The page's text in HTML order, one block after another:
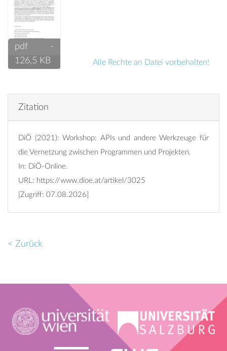
pdf
pdf -
126,5 KB
Alle Rechte an Datei vorbehalten!
Zitation
DiÖ (2021): Workshop: APIs und andere Werkzeuge für
die Vernetzung zwischen Programmen und Projekten.
In: DiÖ-Online.
URL: https://www.dioe.at/artikel/3025
[Zugriff: 07.08.2026]
< Zurück